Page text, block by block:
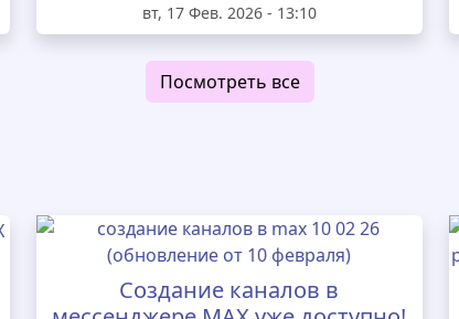
вт, 17 Фев. 2026 - 13:10
Посмотреть все
Создание каналов в